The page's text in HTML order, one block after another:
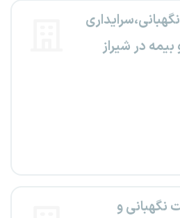
بیمه در شیراز
نگهبانی و